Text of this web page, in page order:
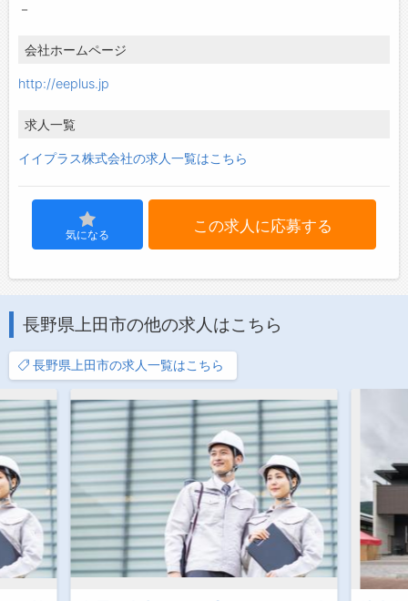
－
会社ホームページ
http://eeplus.jp
求人一覧
イイプラス株式会社の求人一覧はこちら
気になる この求人に応募する
長野県上田市の他の求人はこちら
長野県上田市の求人一覧はこちら